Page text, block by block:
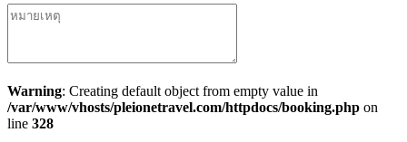
Warning: Creating default object from empty value in
/var/www/vhosts/pleionetravel.com/httpdocs/booking.php on
line 328